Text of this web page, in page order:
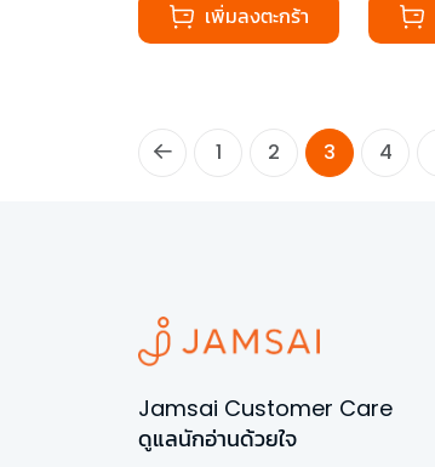
เพิ่มลงตะกร้า
1 2 3 4
Jamsai Customer Care
ดูแลนักอ่านด้วยใจ